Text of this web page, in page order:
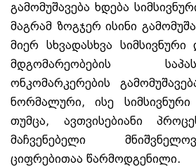
გამომუშავება ხდება
მაგრამ ზოგჯერ ისინი
მიერ სხვადასხვა სიმსივნური
მდგომარეობების
ონკომარკერების
ნორმალური, ისე
თუმცა, ავთვისებიანი
მაჩვენებელი
ციფრებითაა წარმოდგენილი.